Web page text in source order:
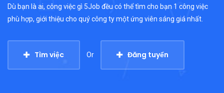
Dù bạn là ai, công việc gì 5Job đều có thể tìm cho bạn 1 công việc
phù hợp, giới thiệu cho quý công ty một ứng viên sáng giá nhất.
Tìm việc Or Đăng tuyển